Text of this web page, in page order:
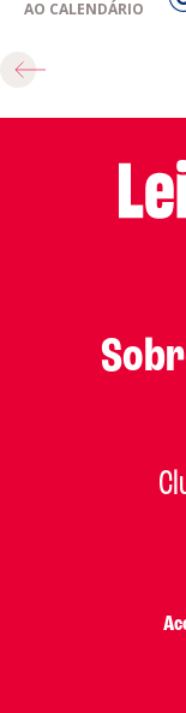
AO CALENDÁRIO